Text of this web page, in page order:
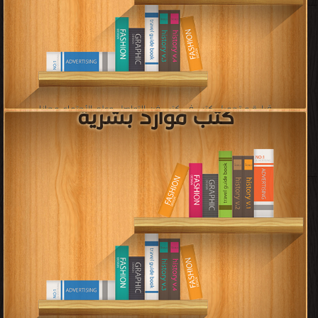
قراءة و تحميل كتب في كتب تدريب المدربين في التنميه البشريه مجانا
كتب تربية خاصة